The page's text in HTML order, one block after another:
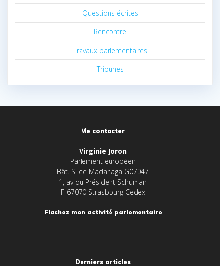
Questions écrites
Rencontre
Travaux parlementaires
Tribunes
Me contacter
Virginie Joron
Parlement européen
Bât. S. de Madariaga G07047
1, av du Président Schuman
F-67070 Strasbourg Cedex
Flashez mon activité parlementaire
Derniers articles